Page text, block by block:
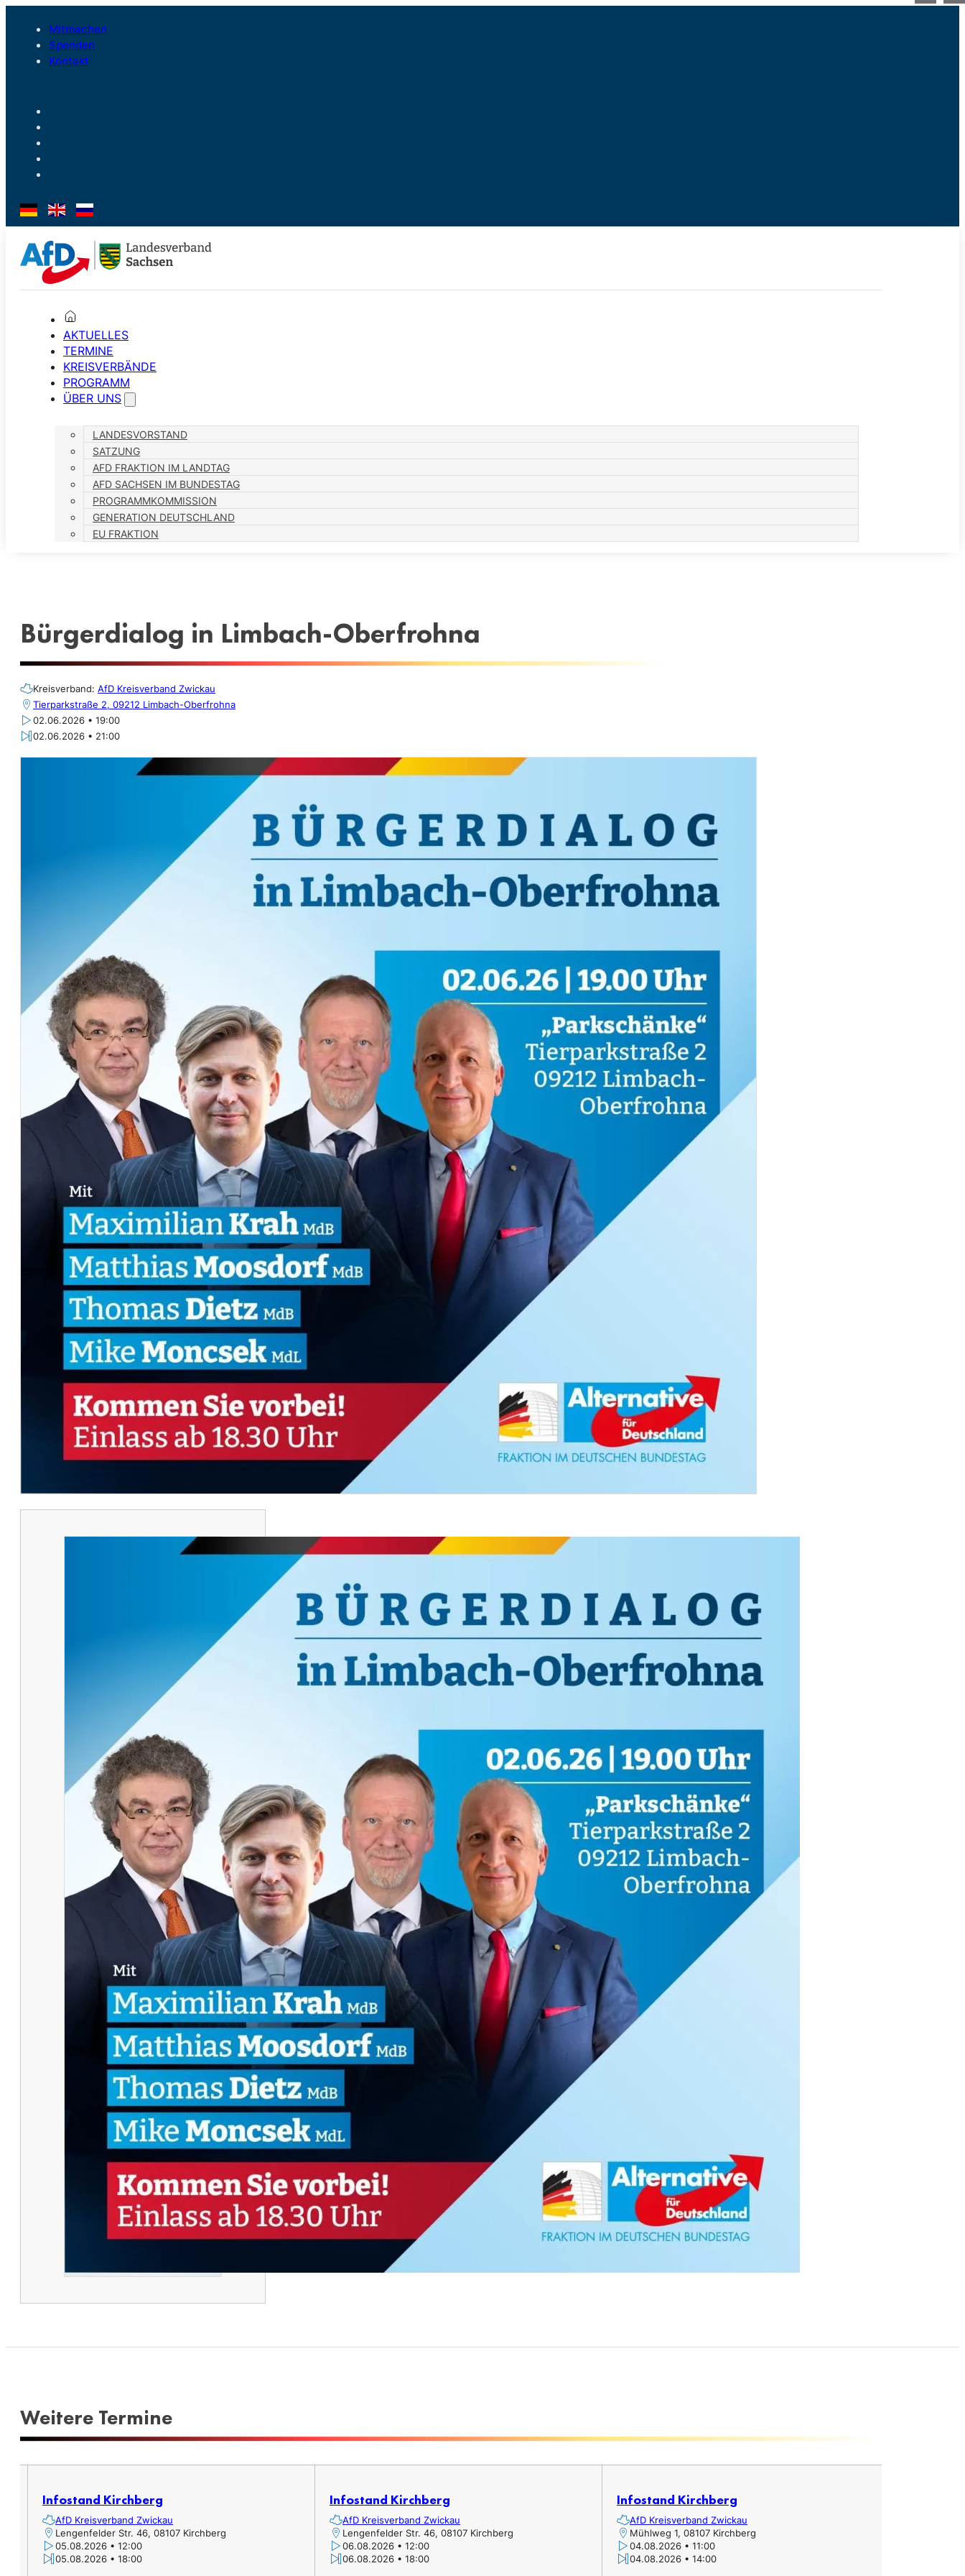
Mitmachen
Spenden
Kontakt
AKTUELLES
TERMINE
KREISVERBÄNDE
PROGRAMM
ÜBER UNS
LANDESVORSTAND
SATZUNG
AFD FRAKTION IM LANDTAG
AFD SACHSEN IM BUNDESTAG
PROGRAMMKOMMISSION
GENERATION DEUTSCHLAND
EU FRAKTION
Bürgerdialog in Limbach-Oberfrohna
Kreisverband: AfD Kreisverband Zwickau
Tierparkstraße 2, 09212 Limbach-Oberfrohna
02.06.2026 • 19:00
02.06.2026 • 21:00
Weitere Termine​
Infostand Kirchberg
AfD Kreisverband Zwickau
Lengenfelder Str. 46, 08107 Kirchberg
05.08.2026 • 12:00
05.08.2026 • 18:00
Infostand Kirchberg
AfD Kreisverband Zwickau
Lengenfelder Str. 46, 08107 Kirchberg
06.08.2026 • 12:00
06.08.2026 • 18:00
Infostand Kirchberg
AfD Kreisverband Zwickau
Mühlweg 1, 08107 Kirchberg
04.08.2026 • 11:00
04.08.2026 • 14:00